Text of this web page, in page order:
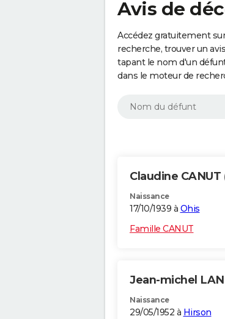
Avis de
Accédez gratuitement
recherche, trouver un
tapant le nom d'un
dans le moteur de
Claudine CANUT
Naissance
17/10/1939 à Ohis
Famille CANUT
Jean-michel
Naissance
29/05/1952 à Hirson